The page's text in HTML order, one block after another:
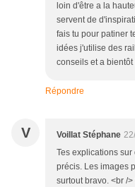
loin d'être a la
servent de
fais tu pour patiner
idées j'utilise des
conseils et a
Répondre
V Voillat Stéphane
Tes explications
précis. Les images
surtout bravo. <br /